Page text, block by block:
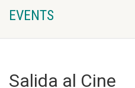
EVENTS
Salida al Cine